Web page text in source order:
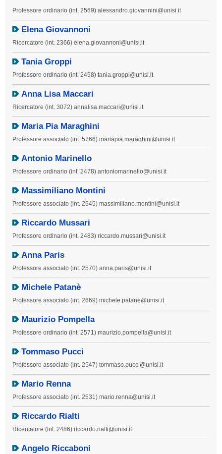
Professore ordinario (int. 2569) alessandro.giovannini@unisi.it
Elena Giovannoni
Ricercatore (int. 2366) elena.giovannoni@unisi.it
Tania Groppi
Professore ordinario (int. 2458) tania.groppi@unisi.it
Anna Lisa Maccari
Ricercatore (int. 3072) annalisa.maccari@unisi.it
Maria Pia Maraghini
Professore associato (int. 5766) mariapia.maraghini@unisi.it
Antonio Marinello
Professore ordinario (int. 2478) antoniomarinello@unisi.it
Massimiliano Montini
Professore associato (int. 2545) massimiliano.montini@unisi.it
Riccardo Mussari
Professore ordinario (int. 2483) riccardo.mussari@unisi.it
Anna Paris
Professore associato (int. 2570) anna.paris@unisi.it
Michele Patanè
Professore associato (int. 2669) michele.patane@unisi.it
Maurizio Pompella
Professore ordinario (int. 2571) maurizio.pompella@unisi.it
Tommaso Pucci
Professore associato (int. 2547) tommaso.pucci@unisi.it
Mario Renna
Professore associato (int. 2531) mario.renna@unisi.it
Riccardo Rialti
Ricercatore (int. 2486) riccardo.rialti@unisi.it
Angelo Riccaboni